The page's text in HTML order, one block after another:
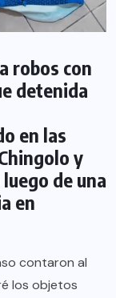
robos con
detenida
en las
y
de una
en
contaron al
los objetos